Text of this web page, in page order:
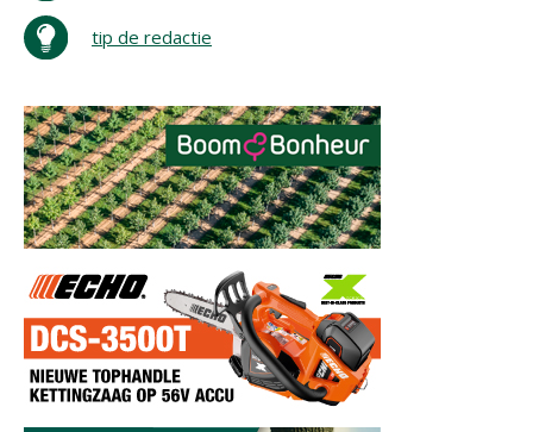
tip de redactie